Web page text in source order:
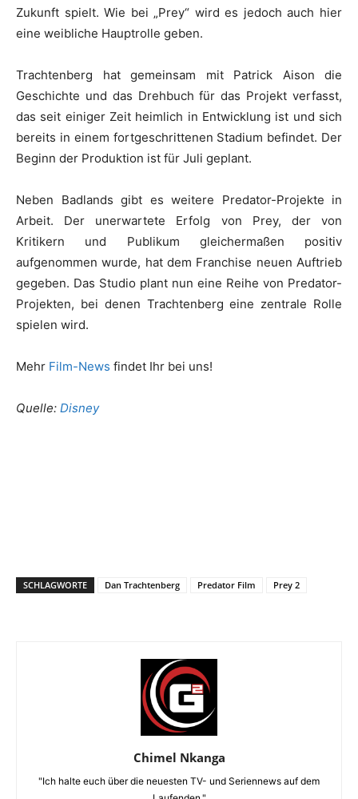
Zukunft spielt. Wie bei „Prey“ wird es jedoch auch hier
eine weibliche Hauptrolle geben.
Trachtenberg hat gemeinsam mit Patrick Aison die
Geschichte und das Drehbuch für das Projekt verfasst,
das seit einiger Zeit heimlich in Entwicklung ist und sich
bereits in einem fortgeschrittenen Stadium befindet. Der
Beginn der Produktion ist für Juli geplant.
Neben Badlands gibt es weitere Predator-Projekte in
Arbeit. Der unerwartete Erfolg von Prey, der von
Kritikern und Publikum gleichermaßen positiv
aufgenommen wurde, hat dem Franchise neuen Auftrieb
gegeben. Das Studio plant nun eine Reihe von Predator-
Projekten, bei denen Trachtenberg eine zentrale Rolle
spielen wird.
Mehr Film-News findet Ihr bei uns!
Quelle: Disney
SCHLAGWORTE Dan Trachtenberg Predator Film Prey 2
Chimel Nkanga
"Ich halte euch über die neuesten TV- und Seriennews auf dem